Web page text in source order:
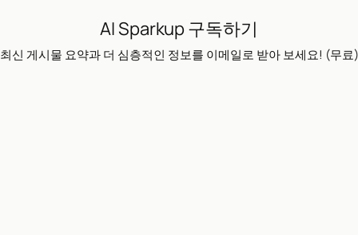
AI Sparkup 구독하기
최신 게시물 요약과 더 심층적인 정보를 이메일로 받아 보세요! (무료)